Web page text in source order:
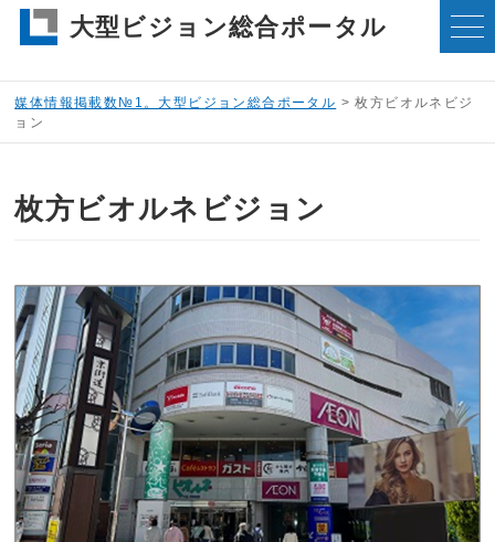
大型ビジョン総合ポータル
媒体情報掲載数№1。大型ビジョン総合ポータル >枚方ビオルネビジ
ョン
枚方ビオルネビジョン